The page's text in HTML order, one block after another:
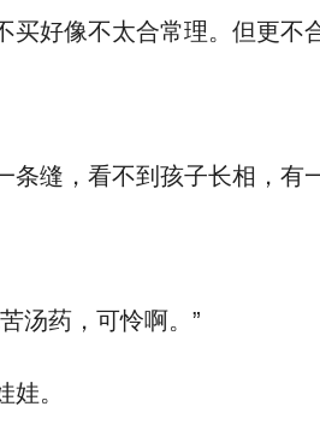
好像不太合常理。但更不
缝，看不到孩子长相，有
汤药，可怜啊。”
。